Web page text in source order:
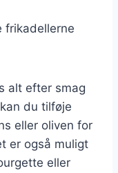
frikadellerne
alt efter smag
du tilføje
eller oliven for
er også muligt
eller